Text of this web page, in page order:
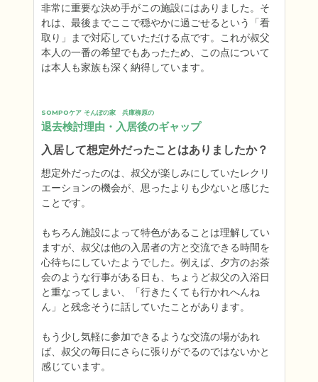
非常に重要な決め手がこの施設にはありました。そ
れは、最後までここで穏やかに過ごせるという「看
取り」まで対応していただける点です。これが叔父
本人の一番の希望でもあったため、この点について
は本人も家族も深く納得しています。
SOMPOケア そんぽの家　兵庫柳原の
退去検討理由・入居後のギャップ
入居して想定外だったことはありましたか？
想定外だったのは、叔父が楽しみにしていたレクリ
エーションの機会が、思ったよりも少ないと感じた
ことです。
もちろん施設によって特色があることは理解してい
ますが、叔父は他の入居者の方と交流できる時間を
心待ちにしていたようでした。例えば、夕方のお茶
会のような行事がある日も、ちょうど叔父の入浴日
と重なってしまい、「行きたくても行かれへんね
ん」と残念そうに話していたことがあります。
もう少し気軽に参加できるような交流の場があれ
ば、叔父の毎日にさらに張りがでるのではないかと
感じています。